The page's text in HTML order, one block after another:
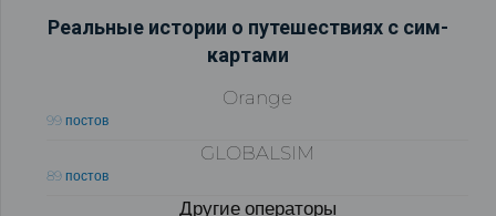
Реальные истории о путешествиях с сим-
картами
Orange
99 постов
GLOBALSIM
89 постов
Другие операторы